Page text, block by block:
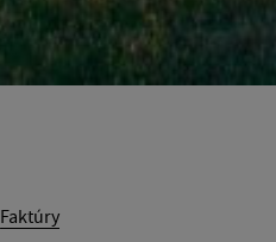
Faktúry